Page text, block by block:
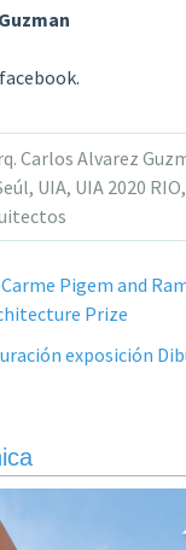
Carlos Alvarez
, UIA, UIA 2020 RIO,
Pigem and
Prize
exposición